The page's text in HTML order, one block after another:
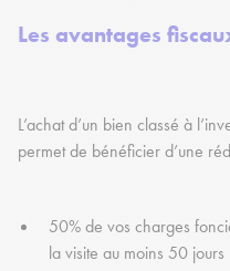
Les avantages
L’achat d’un bien classé à
permet de bénéficier d’une
50% de vos charges
la visite au moins 50